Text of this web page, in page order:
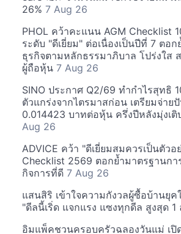
26% 7 Aug 26
PHOL คว้าคะแนน AGM Checklist
ระดับ "ดีเยี่ยม" ต่อเนื่องเป็นปีที่ 7 ตอก
ธุรกิจตามหลักธรรมาภิบาล โปร่งใส
ผู้ถือหุ้น 7 Aug 26
SINO ประกาศ Q2/69 ทำกำไรสุทธิ
ตัวแกร่งจากไตรมาสก่อน เตรียมจ่าย
0.014423 บาทต่อหุ้น ครึ่งปีหลังมุ่งเติ
Aug 26
ADVICE คว้า "ดีเยี่ยมสมควรเป็นตัวอ
Checklist 2569 ตอกย้ำมาตรฐานกา
กิจการที่ดี 7 Aug 26
แสนสิริ เข้าใจความกังวลผู้ซื้อบ้านยุ
"ดีลนี้เริ่ด แจกแรง แซงทุกดีล สูงสุด 1
อิมแพ็คชวนครอบครัวฉลองวันแม่ เปิ